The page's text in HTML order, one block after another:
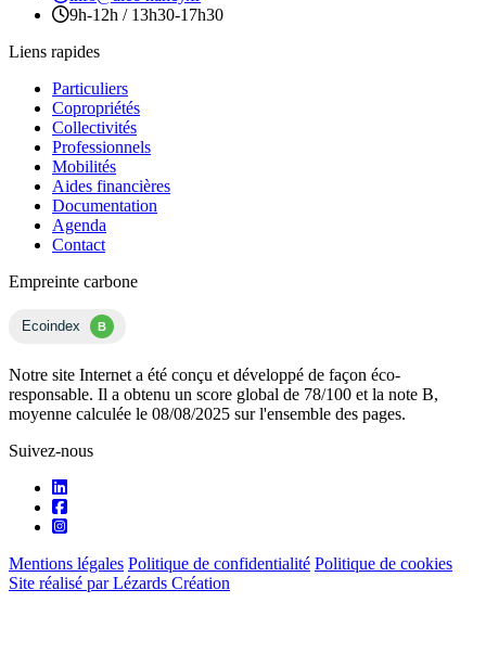
9h-12h / 13h30-17h30
Liens rapides
Particuliers
Copropriétés
Collectivités
Professionnels
Mobilités
Aides financières
Documentation
Agenda
Contact
Empreinte carbone
Ecoindex B
Notre site Internet a été conçu et développé de façon éco-
responsable. Il a obtenu un score global de 78/100 et la note B,
moyenne calculée le 08/08/2025 sur l'ensemble des pages.
Suivez-nous
Mentions légales Politique de confidentialité Politique de cookies
Site réalisé par Lézards Création